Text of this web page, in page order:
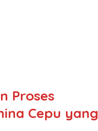
Proses
Cepu yang